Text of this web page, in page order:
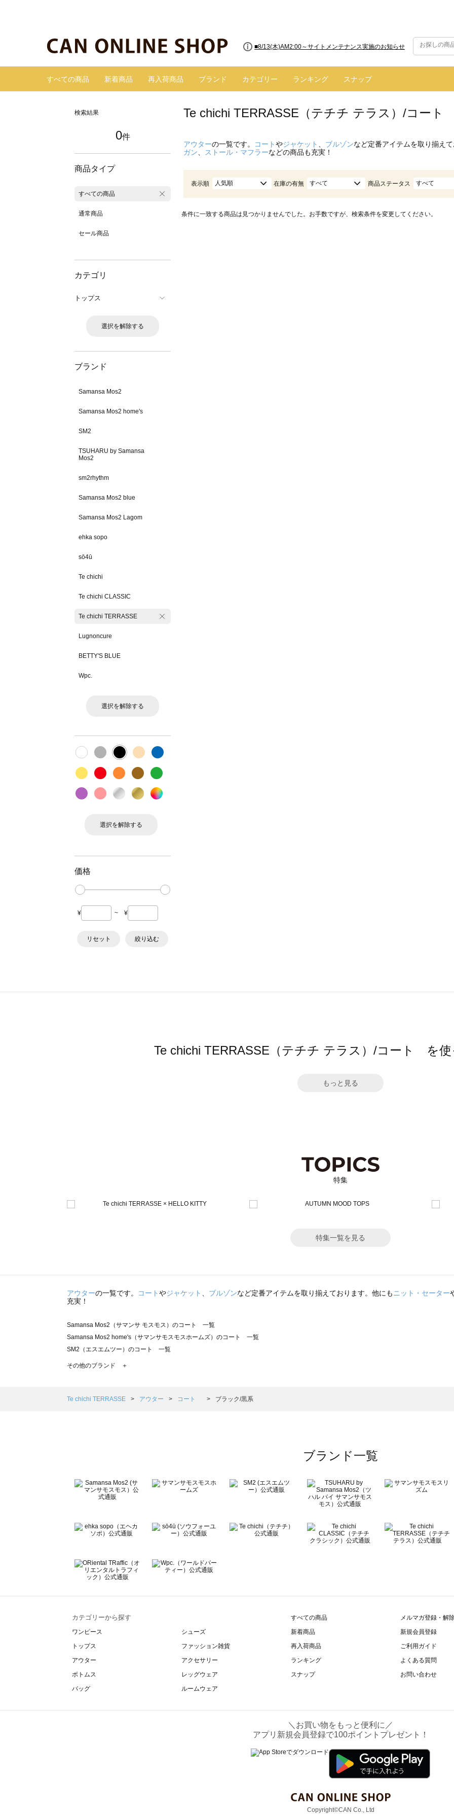
■8/13(木)AM2:00～サイトメンテナンス実施のお知らせ
すべての商品 新着商品 再入荷商品 ブランド カテゴリー ランキング スナップ
検索結果
0件
商品タイプ
すべての商品
通常商品
セール商品
カテゴリ
トップス
選択を解除する
ブランド
Samansa Mos2
Samansa Mos2 home's
SM2
TSUHARU by Samansa
Mos2
sm2rhythm
Samansa Mos2 blue
Samansa Mos2 Lagom
ehka sopo
sō4ū
Te chichi
Te chichi CLASSIC
Te chichi TERRASSE
Lugnoncure
BETTY'S BLUE
Wpc.
選択を解除する
選択を解除する
価格
¥ ~ ¥
リセット 絞り込む
Te chichi TERRASSE（テチチ テラス）/コート
アウターの一覧です。 コートやジャケット ブルゾンなど定番アイテムを取り揃え
ガン
ストール・マフラーなどの商品も充実！
表示順 人気順 在庫の有無 すべて 商品ステータス すべて
条件に一致する商品は見つかりませんでした。お手数ですが、検索条件を変更してください。
Te chichi TERRASSE（テチチ テラス）/コート を
もっと見る
特集
特集一覧を見る
アウターの一覧です。 コートやジャケット ブルゾンなど定番アイテムを取り揃えております。他にも ニット・セーター
充実！
Samansa Mos2（サマンサ モスモス）のコート 一覧
Samansa Mos2 home's（サマンサモスモスホームズ）のコート 一覧
SM2（エスエムツー）のコート 一覧
TSUHARU by Samansa Mos2（ツハルバイサマンサモスモス）のコート 一覧
Samansa Mos2 Lagom（サマンサモスモス ラーゴム）のコート 一覧
BETTY'S BLUE（べティーズブルー）のコート 一覧
Wpc.（ワールドパーティー）のコート 一覧
その他のブランド ＋
Te chichi TERRASSE アウター コート ブラック/黒系
ブランド一覧
カテゴリーから探す
ワンピース
トップス
アウター
ボトムス
バッグ
シューズ
ファッション雑貨
アクセサリー
レッグウェア
ルームウェア
すべての商品
新着商品
再入荷商品
ランキング
スナップ
メルマガ登録・解
新規会員登録
ご利用ガイド
よくある質問
お問い合わせ
＼お買い物をもっと便利に／
アプリ新規会員登録で100ポイントプレゼント！
Copyright©CAN Co., Ltd